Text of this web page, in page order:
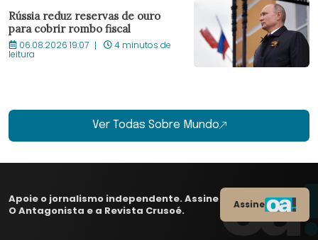
Rússia reduz reservas de ouro
para cobrir rombo fiscal
06.08.2026 19:07 4 minutos de
leitura
Ver Todas Sobre Mundo
Apoie o jornalismo independente. Assine
O Antagonista e a Revista Crusoé.
Assine